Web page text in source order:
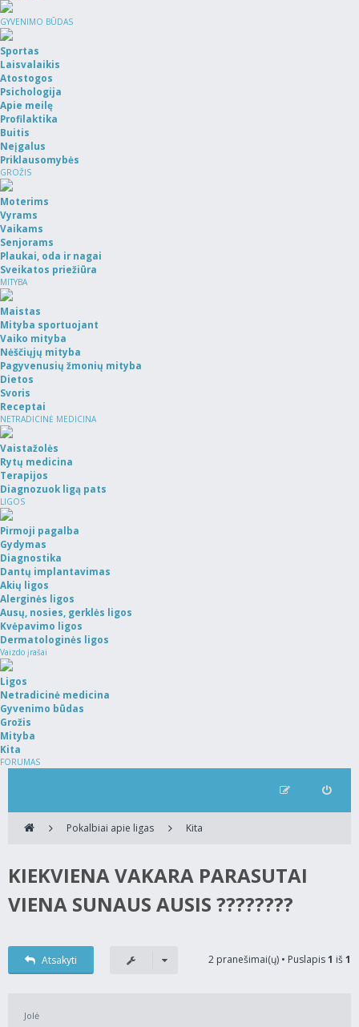
GYVENIMO BŪDAS
Sportas
Laisvalaikis
Atostogos
Psichologija
Apie meilę
Profilaktika
Buitis
Neįgalus
Priklausomybės
GROŽIS
Moterims
Vyrams
Vaikams
Senjorams
Plaukai, oda ir nagai
Sveikatos priežiūra
MITYBA
Maistas
Mityba sportuojant
Vaiko mityba
Nėščiųjų mityba
Pagyvenusių žmonių mityba
Dietos
Svoris
Receptai
NETRADICINĖ MEDICINA
Vaistažolės
Rytų medicina
Terapijos
Diagnozuok ligą pats
LIGOS
Pirmoji pagalba
Gydymas
Diagnostika
Dantų implantavimas
Akių ligos
Alerginės ligos
Ausų, nosies, gerklės ligos
Kvėpavimo ligos
Dermatologinės ligos
Vaizdo įrašai
Ligos
Netradicinė medicina
Gyvenimo būdas
Grožis
Mityba
Kita
FORUMAS
Pokalbiai apie ligas Kita
KIEKVIENA VAKARA PARASUTAI
VIENA SUNAUS AUSIS ????????
Atsakyti 2 pranešimai(ų) • Puslapis1 iš1
Jolė